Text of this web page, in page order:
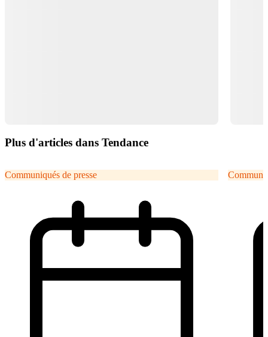
Plus d'articles dans Tendance
Communiqués de presse